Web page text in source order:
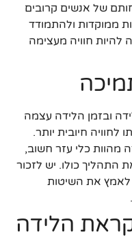
של אנשים קרובים
ממוקדות ולהתמודד
להיות חוויה מעצימה
ובזמן הלידה עצמה
חיובית יותר.
מהוות כלי עזר חשוב,
כולו. יש לזכור
לאמץ את השיטות
הלידה